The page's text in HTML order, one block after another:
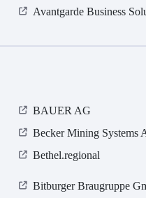
Avantgarde Business
BAUER AG
Becker Mining Systems
Bethel.regional
Bitburger Braugruppe